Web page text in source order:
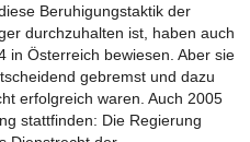
Beruhigungstaktik der
durchzuhalten ist, haben auch
in Österreich bewiesen. Aber sie
gebremst und dazu
erfolgreich waren. Auch 2005
stattfinden: Die Regierung